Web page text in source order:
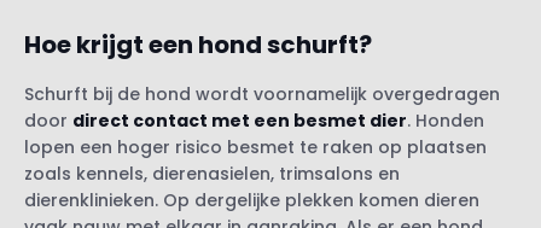
Hoe krijgt een hond schurft?
Schurft bij de hond wordt voornamelijk overgedragen
door direct contact met een besmet dier. Honden
lopen een hoger risico besmet te raken op plaatsen
zoals kennels, dierenasielen, trimsalons en
dierenklinieken. Op dergelijke plekken komen dieren